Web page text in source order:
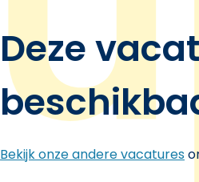
Deze
Bekijk onze andere vacatures